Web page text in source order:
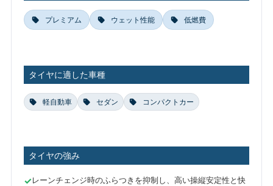
プレミアム ウェット性能 低燃費
タイヤに適した車種
軽自動車 セダン コンパクトカー
タイヤの強み
レーンチェンジ時のふらつきを抑制し、高い操縦安定性と快